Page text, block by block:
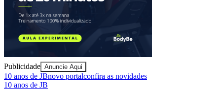
Ceará
Publicidade Anuncie Aqui
10 anos de JBnovo portalconfira as novidades
10 anos de JB